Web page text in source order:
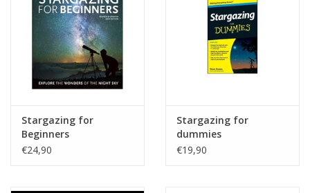
Stargazing for
Beginners
€24,90
Stargazing for
dummies
€19,90